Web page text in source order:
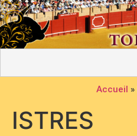
Accueil »
ISTRES